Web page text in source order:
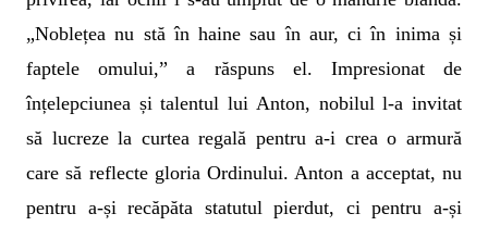
„Noblețea nu stă în haine sau în aur, ci în inima și
faptele omului,” a răspuns el. Impresionat de
înțelepciunea și talentul lui Anton, nobilul l-a invitat
să lucreze la curtea regală pentru a-i crea o armură
care să reflecte gloria Ordinului. Anton a acceptat, nu
pentru a-și recăpăta statutul pierdut, ci pentru a-și